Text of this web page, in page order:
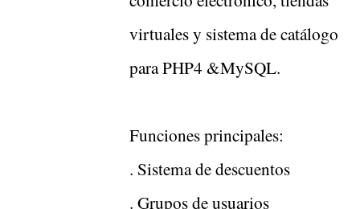
virtuales y sistema de catálogo
para PHP4 &MySQL.
Funciones principales:
. Sistema de descuentos
. Grupos de usuarios